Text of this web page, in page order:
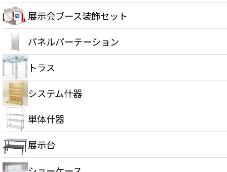
展示会ブース装飾セット
パネルパーテーション
トラス
システム什器
単体什器
展示台